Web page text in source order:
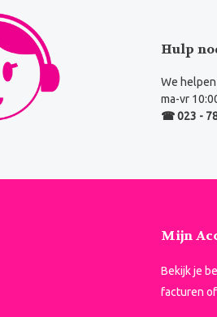
Hulp
We helpen
ma-vr
☎ 023 -
Mijn
Bekijk je
facturen